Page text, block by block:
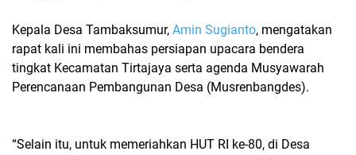
Kepala Desa Tambaksumur, Amin Sugianto, mengatakan
rapat kali ini membahas persiapan upacara bendera
tingkat Kecamatan Tirtajaya serta agenda Musyawarah
Perencanaan Pembangunan Desa (Musrenbangdes).
“Selain itu, untuk memeriahkan HUT RI ke-80, di Desa